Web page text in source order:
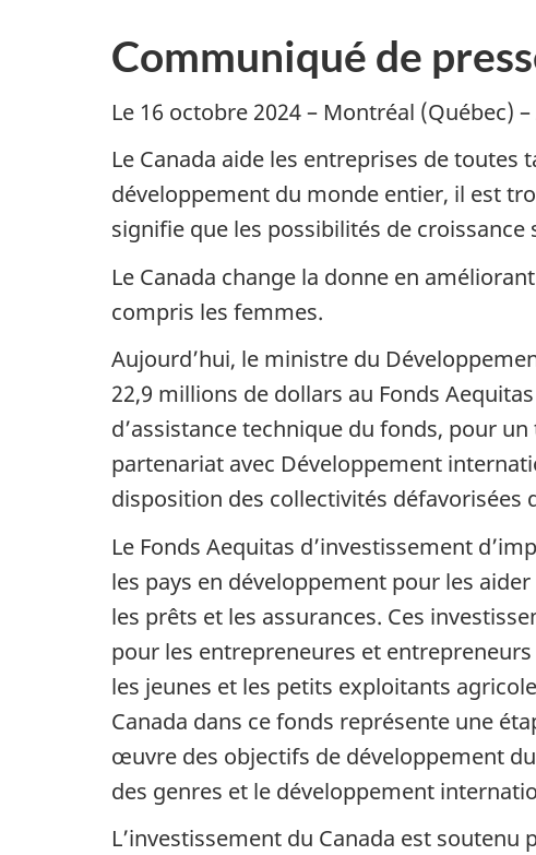
Communiqué de
Le 16 octobre 2024 – Montréal (Québec)
Le Canada aide les entreprises de toutes
développement du monde entier, il est
signifie que les possibilités de croissance
Le Canada change la donne en
compris les femmes.
Aujourd’hui, le ministre du
22,9 millions de dollars au Fonds
d’assistance technique du fonds, pour
partenariat avec Développement
disposition des collectivités défavorisées
Le Fonds Aequitas d’investissement
les pays en développement pour les
les prêts et les assurances. Ces
pour les entrepreneures et
les jeunes et les petits exploitants
Canada dans ce fonds représente une
œuvre des objectifs de développement
des genres et le développement
L’investissement du Canada est